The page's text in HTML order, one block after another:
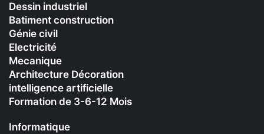
Dessin industriel
Batiment construction
Génie civil
Electricité
Mecanique
Architecture Décoration
intelligence artificielle
Formation de 3-6-12 Mois
Informatique